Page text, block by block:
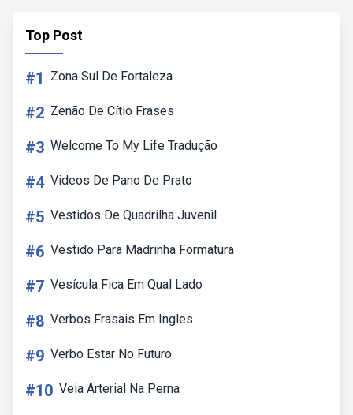
Top Post
#1 Zona Sul De Fortaleza
#2 Zenão De Cítio Frases
#3 Welcome To My Life Tradução
#4 Videos De Pano De Prato
#5 Vestidos De Quadrilha Juvenil
#6 Vestido Para Madrinha Formatura
#7 Vesícula Fica Em Qual Lado
#8 Verbos Frasais Em Ingles
#9 Verbo Estar No Futuro
#10 Veia Arterial Na Perna